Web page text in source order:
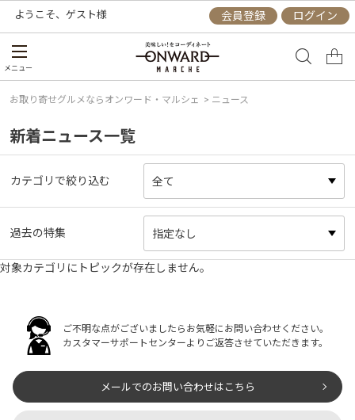
ようこそ、 ゲスト様 会員登録 ログイン
メニュー
お取り寄せグルメならオンワード・マルシェ > ニュース
新着ニュース一覧
カテゴリで絞り込む
過去の特集
対象カテゴリにトピックが存在しません。
ご不明な点がございましたらお気軽にお問い合わせください。
カスタマーサポートセンターよりご返答させていただきます。
メールでのお問い合わせはこちら